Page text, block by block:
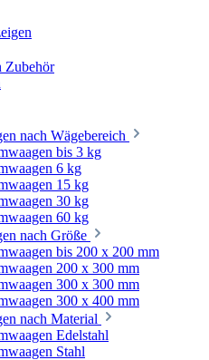
Zubehör
nach Wägebereich
bis 3 kg
6 kg
15 kg
30 kg
60 kg
nach Größe
bis 200 x 200 mm
200 x 300 mm
300 x 300 mm
300 x 400 mm
nach Material
Edelstahl
Stahl